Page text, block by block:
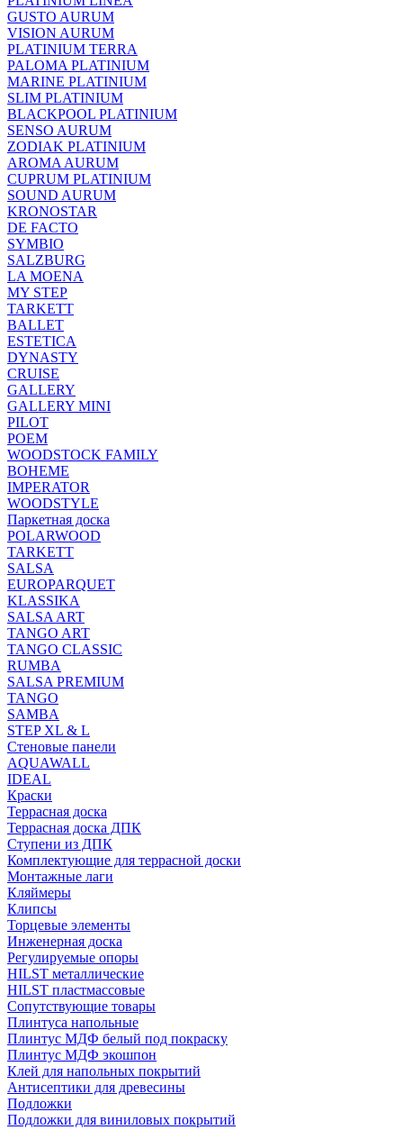
GUSTO AURUM
VISION AURUM
PLATINIUM TERRA
PALOMA PLATINIUM
MARINE PLATINIUM
SLIM PLATINIUM
BLACKPOOL PLATINIUM
SENSO AURUM
ZODIAK PLATINIUM
AROMA AURUM
CUPRUM PLATINIUM
SOUND AURUM
KRONOSTAR
DE FACTO
SYMBIO
SALZBURG
LA MOENA
MY STEP
TARKETT
BALLET
ESTETICA
DYNASTY
CRUISE
GALLERY
GALLERY MINI
PILOT
POEM
WOODSTOCK FAMILY
BOHEME
IMPERATOR
WOODSTYLE
Паркетная доска
POLARWOOD
TARKETT
SALSA
EUROPARQUET
KLASSIKA
SALSA ART
TANGO ART
TANGO CLASSIC
RUMBA
SALSA PREMIUM
TANGO
SAMBA
STEP XL & L
Стеновые панели
AQUAWALL
IDEAL
Краски
Террасная доска
Террасная доска ДПК
Ступени из ДПК
Комплектующие для террасной доски
Монтажные лаги
Кляймеры
Клипсы
Торцевые элементы
Инженерная доска
Регулируемые опоры
HILST металлические
HILST пластмассовые
Сопутствующие товары
Плинтуса напольные
Плинтус МДФ белый под покраску
Плинтус МДФ экошпон
Клей для напольных покрытий
Антисептики для древесины
Подложки
Подложки для виниловых покрытий